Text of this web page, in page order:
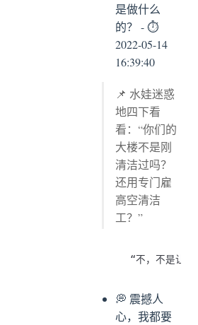
是做什么
的？ - ⏱
2022-05-14
16:39:40
📌 水娃迷惑
地四下看
看：“你们的
大楼不是刚
清洁过吗？
还用专门雇
高空清洁
工？”
💭 震撼人
心，我都要